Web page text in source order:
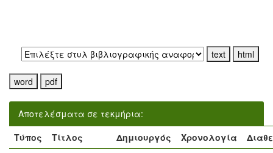
Αποτελέσματα σε τεκμήρια:
Τύπος
Τίτλος Δημιουργός Χρονολογία